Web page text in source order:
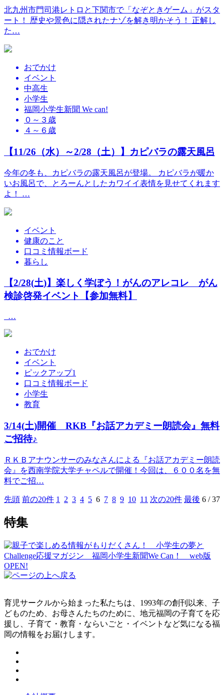
北九州市門司港レトロと下関市で「なぞときゲーム」がスタ
ート！ 歴史や景色に隠されたナゾを解き明かそう！ 正解し
た…
おでかけ
イベント
中高生
小学生
福岡小学生新聞 We can!
０～３歳
４～６歳
【11/26（水）～2/28（土）】カピバラの露天風呂
今年の冬も、カピバラの露天風呂が登場。 カピバラが暖か
いお風呂で、とろーんとしたカワイイ表情を見せてくれます
よ！ …
イベント
健康のこと
口コミ情報ボード
暮らし
【2/28(土)】楽しく学ぼう！がんのアレコレ がん
検診啓発イベント【参加無料】
…
おでかけ
イベント
ピックアップ1
口コミ情報ボード
小学生
教育
3/14(土)開催 RKB『お話アカデミー朗読会』無料
ご招待♪
ＲＫＢアナウンサーのみなさんによる『お話アカデミー朗読
会』を西南学院大学チャペルで開催！今回は、６００名を無
料でご招…
先頭 前の20件 1 2 3 4 5 6 7 8 9 10 11 次の20件 最後 6 /37
特集
育児サークルから始まった私たちは、1993年の創刊以来、子
どものため、お母さんたちのために、地元福岡の子育てを応
援し、子育て・教育・ならいごと・イベントなど気になる福
岡の情報をお届けします。